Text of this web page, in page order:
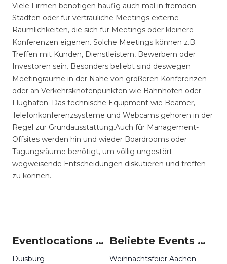
Viele Firmen benötigen häufig auch mal in fremden
Städten oder für vertrauliche Meetings externe
Räumlichkeiten, die sich für Meetings oder kleinere
Konferenzen eigenen. Solche Meetings können z.B.
Treffen mit Kunden, Dienstleistern, Bewerbern oder
Investoren sein. Besonders beliebt sind deswegen
Meetingräume in der Nähe von größeren Konferenzen
oder an Verkehrsknotenpunkten wie Bahnhöfen oder
Flughäfen. Das technische Equipment wie Beamer,
Telefonkonferenzsysteme und Webcams gehören in der
Regel zur Grundausstattung.Auch für Management-
Offsites werden hin und wieder Boardrooms oder
Tagungsräume benötigt, um völlig ungestört
wegweisende Entscheidungen diskutieren und treffen
zu können.
Eventlocations um Aachen
Duisburg
Beliebte Events in Aachen
Weihnachtsfeier Aachen